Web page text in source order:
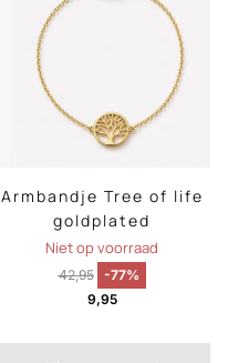
Armbandje Tree of life
goldplated
Niet op voorraad
42,95
-77%
9,95